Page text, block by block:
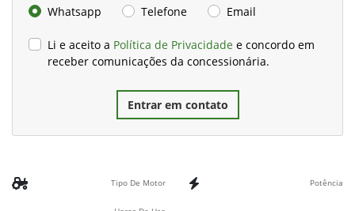
Whatsapp
Telefone Email
Li e aceito a Política de Privacidade e concordo em
receber comunicações da concessionária.
Entrar em contato
Tipo De Motor Potência